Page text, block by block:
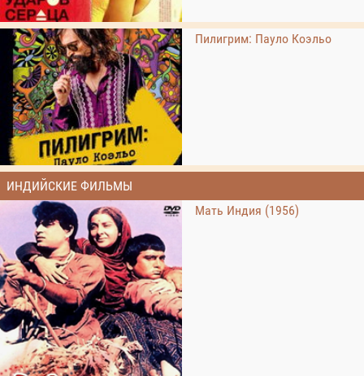
Пилигрим: Пауло Коэльо
ИНДИЙСКИЕ ФИЛЬМЫ
Мать Индия (1956)